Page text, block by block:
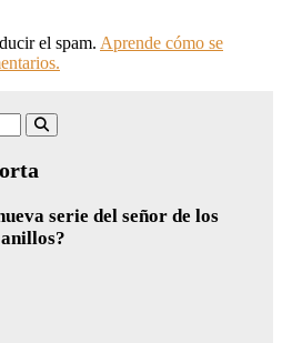
el spam. Aprende cómo se
serie del señor de los
anillos?